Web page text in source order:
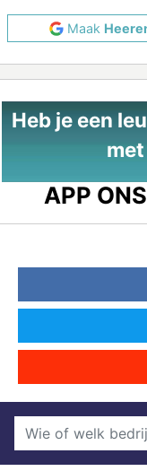
Maak
Heb je een
APP